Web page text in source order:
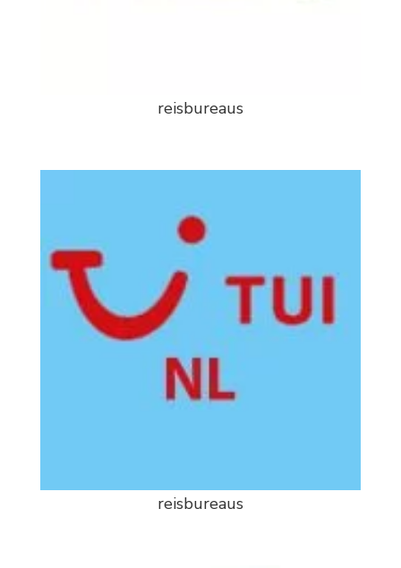
reisbureaus
reisbureaus